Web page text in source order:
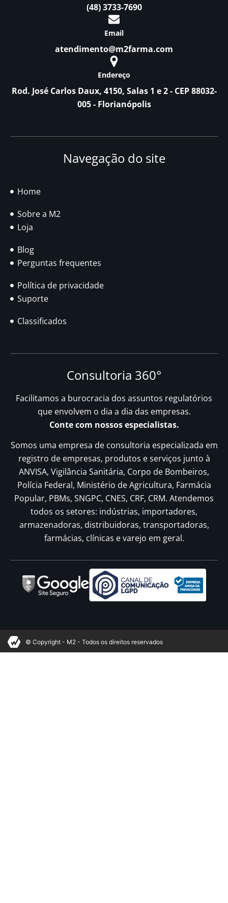
(48) 3733-7690
Email
atendimento@m2farma.com
Endereço
Rod. José Carlos Daux, 4150, Salas 1 e 2 - CEP 88032-
005 - Florianópolis
Navegação do site
Home
Sobre a M2
Loja
Blog
Perguntas frequentes
Política de privacidade
Suporte
Classificados
Consultoria 360°
Facilitamos a burocracia dos assuntos regulatórios
que envolvem o dia a dia das empresas.
Conte com nossos especialistas.
Somos uma empresa de consultoria especializada em
registro de empresas, produtos e serviços junto à
ANVISA, Vigilância Sanitária, Corpo de Bombeiros,
Polícia Federal, Ministério de Agricultura, Farmácia
Popular, PBMs, SNGPC, CNES, CRF, CRM. Atendemos
todos os setores: indústrias, importadores,
armazenadoras, distribuidoras, transportadoras,
farmácias, clínicas e varejo em geral.
© Copyright - M2 - Todos os direitos reservados